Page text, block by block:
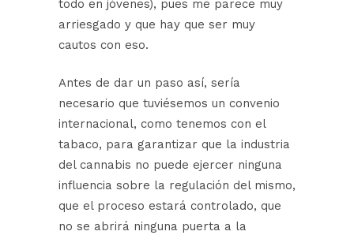
todo en jóvenes), pues me parece muy
arriesgado y que hay que ser muy
cautos con eso.
Antes de dar un paso así, sería
necesario que tuviésemos un convenio
internacional, como tenemos con el
tabaco, para garantizar que la industria
del cannabis no puede ejercer ninguna
influencia sobre la regulación del mismo,
que el proceso estará controlado, que
no se abrirá ninguna puerta a la